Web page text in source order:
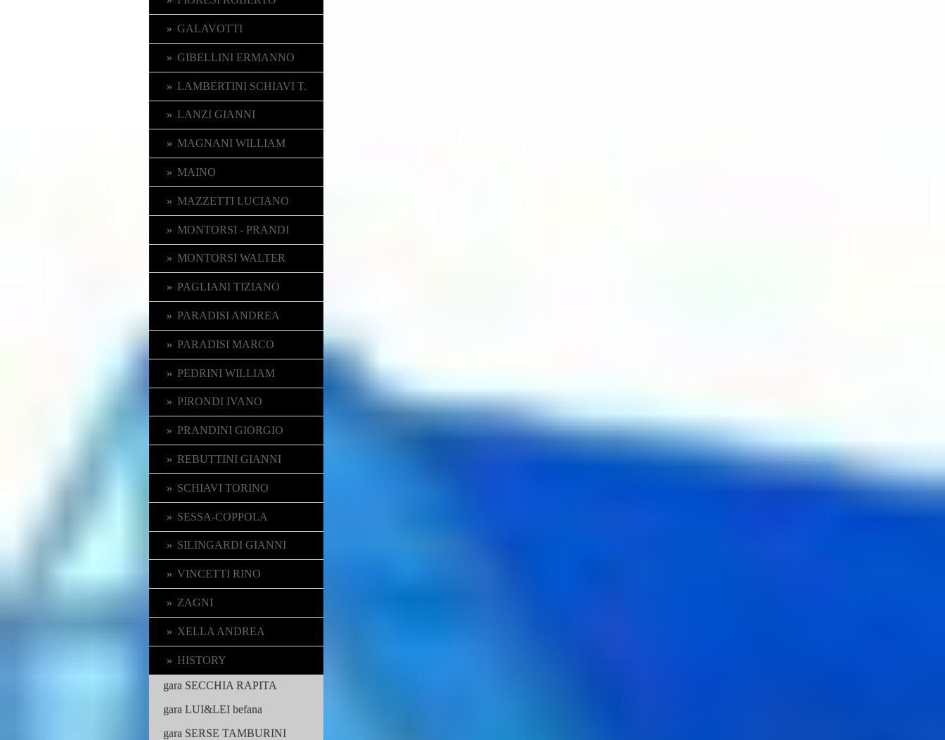
GALAVOTTI
GIBELLINI ERMANNO
LAMBERTINI SCHIAVI T.
LANZI GIANNI
MAGNANI WILLIAM
MAINO
MAZZETTI LUCIANO
MONTORSI - PRANDI
MONTORSI WALTER
PAGLIANI TIZIANO
PARADISI ANDREA
PARADISI MARCO
PEDRINI WILLIAM
PIRONDI IVANO
PRANDINI GIORGIO
REBUTTINI GIANNI
SCHIAVI TORINO
SESSA-COPPOLA
SILINGARDI GIANNI
VINCETTI RINO
ZAGNI
XELLA ANDREA
HISTORY
gara SECCHIA RAPITA
gara LUI&LEI befana
gara SERSE TAMBURINI